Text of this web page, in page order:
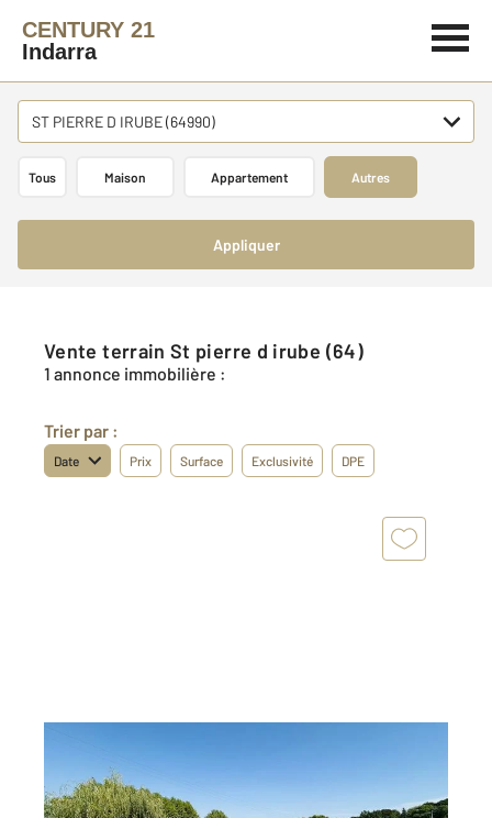
CENTURY 21
Indarra
ST PIERRE D IRUBE (64990)
Tous Maison Appartement Autres
Appliquer
Vente terrain St pierre d irube (64)
1 annonce immobilière :
Trier par :
Date Prix Surface Exclusivité DPE
892 m2
Ref : 4206